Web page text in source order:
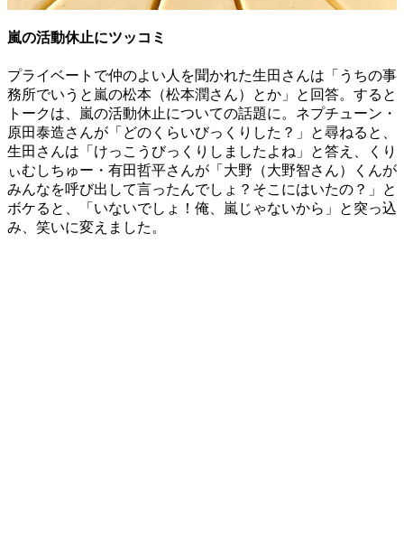
嵐の活動休止にツッコミ
プライベートで仲のよい人を聞かれた生田さんは「うちの事
務所でいうと嵐の松本（松本潤さん）とか」と回答。すると
トークは、嵐の活動休止についての話題に。ネプチューン・
原田泰造さんが「どのくらいびっくりした？」と尋ねると、
生田さんは「けっこうびっくりしましたよね」と答え、くり
ぃむしちゅー・有田哲平さんが「大野（大野智さん）くんが
みんなを呼び出して言ったんでしょ？そこにはいたの？」と
ボケると、「いないでしょ！俺、嵐じゃないから」と突っ込
み、笑いに変えました。